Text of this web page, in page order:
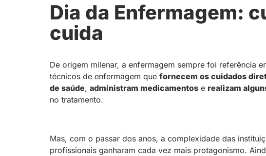
Dia da Enfermagem:
cuida
De origem milenar, a enfermagem sempre foi referência
técnicos de enfermagem que fornecem os cuidados
de saúde, administram medicamentos e realizam
no tratamento.
Mas, com o passar dos anos, a complexidade das
profissionais ganharam cada vez mais protagonismo.